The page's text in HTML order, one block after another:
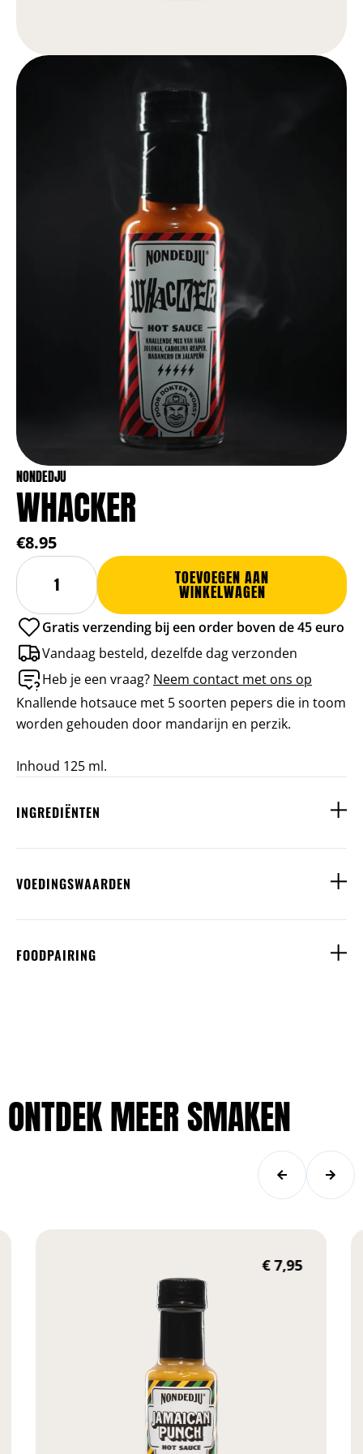
NONDEDJU
WHACKER
€8.95
Whacker
aantal
TOEVOEGEN AAN
WINKELWAGEN
Alternative:
Gratis verzending bij een order boven de 45 euro
Vandaag besteld, dezelfde dag verzonden
Heb je een vraag? Neem contact met ons op
Knallende hotsauce met 5 soorten pepers die in toom
worden gehouden door mandarijn en perzik.
Inhoud 125 ml.
INGREDIËNTEN
VOEDINGSWAARDEN
FOODPAIRING
ONTDEK MEER SMAKEN
€7,95